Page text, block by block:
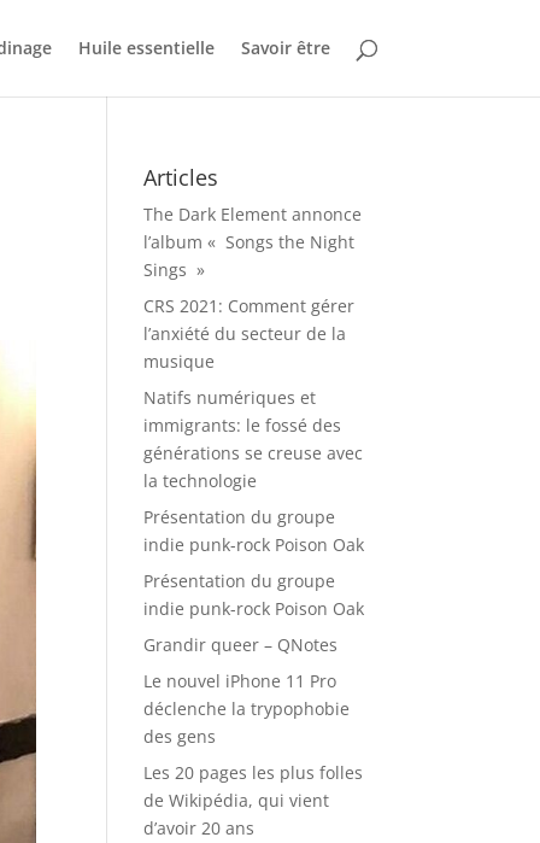
Huile essentielle Savoir être
Articles
The Dark Element annonce
l’album « Songs the Night
Sings »
CRS 2021: Comment gérer
l’anxiété du secteur de la
musique
Natifs numériques et
immigrants: le fossé des
générations se creuse avec
la technologie
Présentation du groupe
indie punk-rock Poison Oak
Présentation du groupe
indie punk-rock Poison Oak
Grandir queer – QNotes
Le nouvel iPhone 11 Pro
déclenche la trypophobie
des gens
Les 20 pages les plus folles
de Wikipédia, qui vient
d’avoir 20 ans